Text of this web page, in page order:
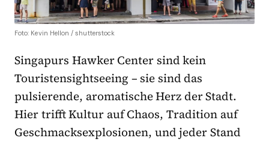
Foto: Kevin Hellon / shutterstock
Singapurs Hawker Center sind kein
Touristensightseeing – sie sind das
pulsierende, aromatische Herz der Stadt.
Hier trifft Kultur auf Chaos, Tradition auf
Geschmacksexplosionen, und jeder Stand